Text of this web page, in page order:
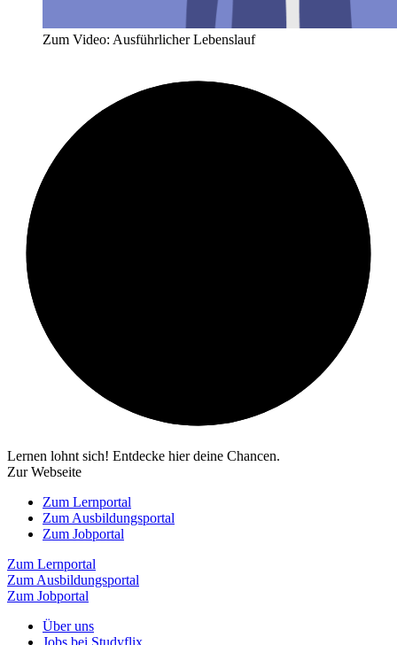
Zum Video: Ausführlicher Lebenslauf
Lernen lohnt sich! Entdecke hier deine Chancen.
Zur Webseite
Zum Lernportal
Zum Ausbildungsportal
Zum Jobportal
Zum Lernportal
Zum Ausbildungsportal
Zum Jobportal
Über uns
Jobs bei Studyflix